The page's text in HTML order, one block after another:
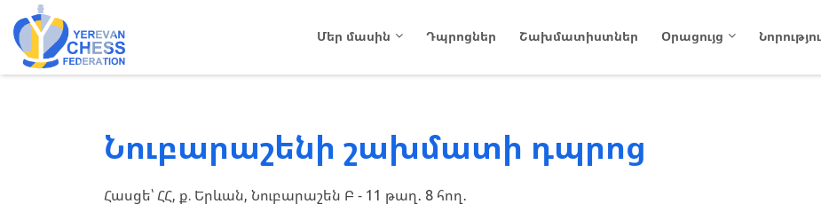
Մեր մասին Դպրոցներ Շախմատիստներ Օրացույց
Նուբարաշենի շախմատի դպրոց
Հասցե՝ ՀՀ, ք. Երևան, Նուբարաշեն Բ - 11 թաղ․ 8 հող․